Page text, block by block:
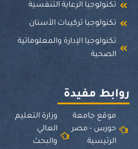
تكنولوجيا الرعاية التنفسية
تكنولوجيا تركيبات الأسنان
تكنولوجيا الإدارة والمعلوماتية
الصحية
روابط مفيدة
موقع جامعة
حورس - مصر
الرئيسية
وزارة التعليم
العالي
والبحث